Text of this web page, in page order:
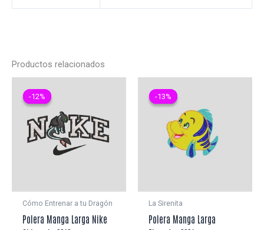
Productos relacionados
-12%
-12%
Cómo Entrenar a tu Dragón
Polera Manga Larga Nike
-13%
-13%
La Sirenita
Polera Manga Larga